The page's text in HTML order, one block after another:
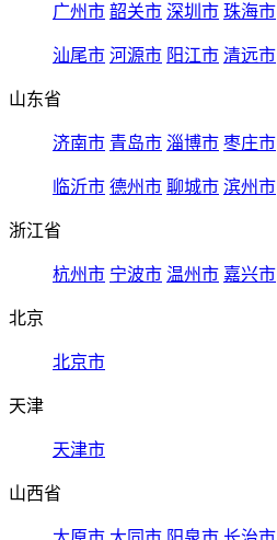
广州市 韶关市 深圳市 珠海市
汕尾市 河源市 阳江市 清远市
山东省
济南市 青岛市 淄博市 枣庄市
临沂市 德州市 聊城市 滨州市
浙江省
杭州市 宁波市 温州市 嘉兴市
北京
北京市
天津
天津市
山西省